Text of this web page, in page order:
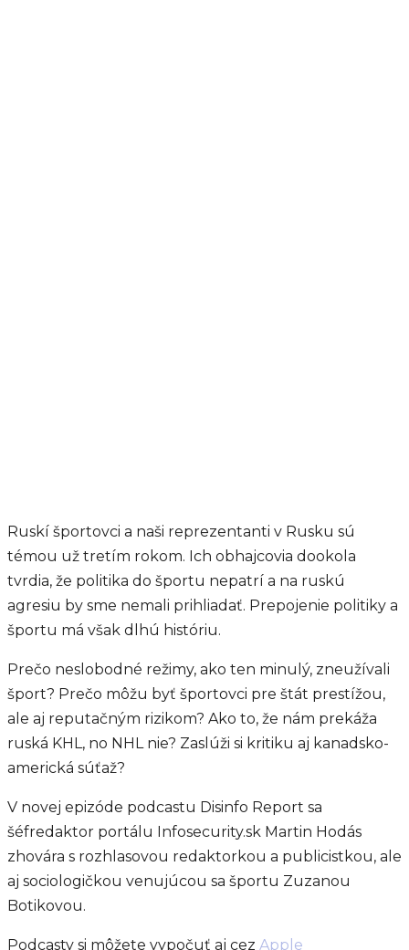
Ruskí športovci a naši reprezentanti v Rusku sú
témou už tretím rokom. Ich obhajcovia dookola
tvrdia, že politika do športu nepatrí a na ruskú
agresiu by sme nemali prihliadať. Prepojenie politiky a
športu má však dlhú históriu.
Prečo neslobodné režimy, ako ten minulý, zneužívali
šport? Prečo môžu byť športovci pre štát prestížou,
ale aj reputačným rizikom? Ako to, že nám prekáža
ruská KHL, no NHL nie? Zaslúži si kritiku aj kanadsko-
americká súťaž?
V novej epizóde podcastu Disinfo Report sa
šéfredaktor portálu Infosecurity.sk Martin Hodás
zhovára s rozhlasovou redaktorkou a publicistkou, ale
aj sociologičkou venujúcou sa športu Zuzanou
Botikovou.
Podcasty si môžete vypočuť aj cez Apple